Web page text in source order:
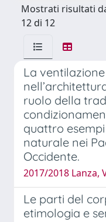
Mostrati risultati
12 di 12
La
ruolo della
quattro
naturale nei
Occidente.
2017/2018 Lanza,
Le parti del
etimologia e